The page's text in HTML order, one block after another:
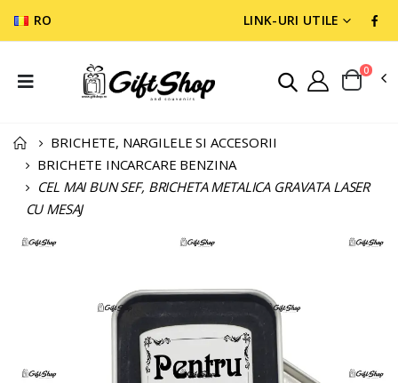
RO LINK-URI UTILE
0
BRICHETE, NARGILELE SI ACCESORII
BRICHETE INCARCARE BENZINA
CEL MAI BUN SEF, BRICHETA METALICA GRAVATA LASER
CU MESAJ